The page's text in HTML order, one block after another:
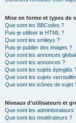
Mise en forme et types de
Que sont les BBCodes ?
Puis-je utiliser le HTML ?
Que sont les smileys ?
Puis-je publier des images ?
Que sont les annonces
Que sont les annonces ?
Que sont les sujets épinglés
Que sont les sujets
Que sont les icônes de sujet
Niveaux d’utilisateurs et
Que sont les administrateurs
Que sont les modérateurs ?